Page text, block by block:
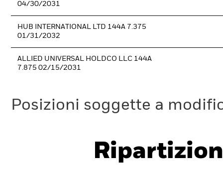
04/30/2031
HUB INTERNATIONAL LTD 144A 7.375
01/31/2032
ALLIED UNIVERSAL HOLDCO LLC 144A
7.875 02/15/2031
Posizioni soggette a